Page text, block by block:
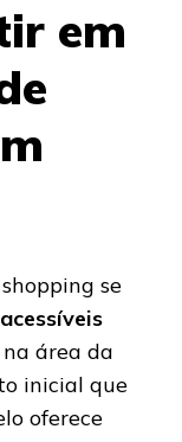
em
se
área da
inicial que
oferece